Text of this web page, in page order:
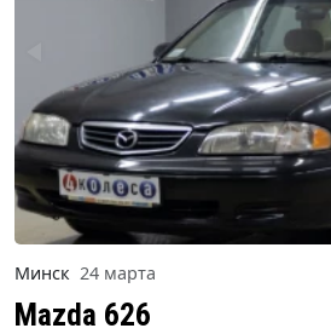
Минск 24 марта
Mazda 626